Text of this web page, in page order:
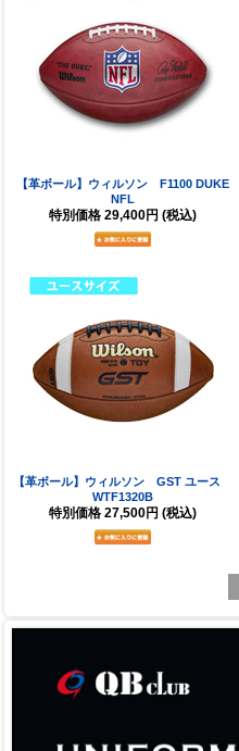
【革ボール】ウィルソン F1100 DUKE
NFL
特別価格 29,400円 (税込)
【革ボール】ウィルソン GST ユース
WTF1320B
特別価格 27,500円 (税込)